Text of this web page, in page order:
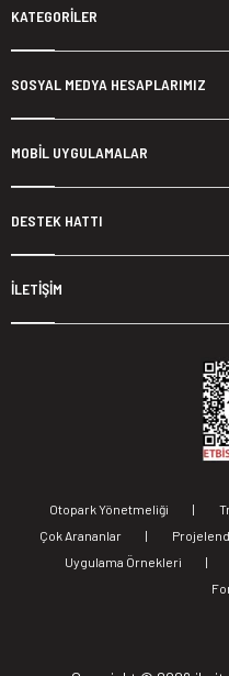
KATEGORİLER
SOSYAL MEDYA HESAPLARIMIZ
MOBİL UYGULAMALAR
DESTEK HATTI
İLETİŞİM
Otopark Yönetmeliği |
Çok Arananlar
|
Uygulama Örnekleri
|